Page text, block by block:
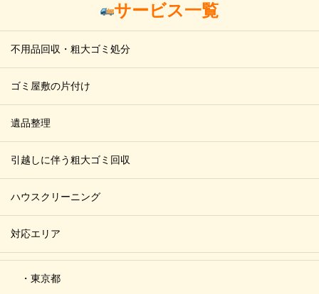
サービス一覧
不用品回収・粗大ゴミ処分
ゴミ屋敷の片付け
遺品整理
引越しに伴う粗大ゴミ回収
ハウスクリーニング
対応エリア
・東京都